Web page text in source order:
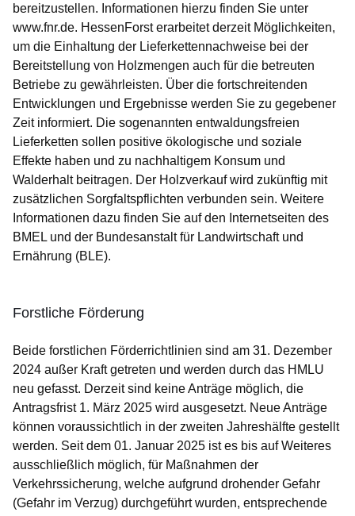
bereitzustellen. Informationen hierzu finden Sie unter
www.fnr.de. HessenForst erarbeitet derzeit Möglichkeiten,
um die Einhaltung der Lieferkettennachweise bei der
Bereitstellung von Holzmengen auch für die betreuten
Betriebe zu gewährleisten. Über die fortschreitenden
Entwicklungen und Ergebnisse werden Sie zu gegebener
Zeit informiert. Die sogenannten entwaldungsfreien
Lieferketten sollen positive ökologische und soziale
Effekte haben und zu nachhaltigem Konsum und
Walderhalt beitragen. Der Holzverkauf wird zukünftig mit
zusätzlichen Sorgfaltspflichten verbunden sein. Weitere
Informationen dazu finden Sie auf den Internetseiten des
BMEL und der Bundesanstalt für Landwirtschaft und
Ernährung (BLE).
Forstliche Förderung
Beide forstlichen Förderrichtlinien sind am 31. Dezember
2024 außer Kraft getreten und werden durch das HMLU
neu gefasst. Derzeit sind keine Anträge möglich, die
Antragsfrist 1. März 2025 wird ausgesetzt. Neue Anträge
können voraussichtlich in der zweiten Jahreshälfte gestellt
werden. Seit dem 01. Januar 2025 ist es bis auf Weiteres
ausschließlich möglich, für Maßnahmen der
Verkehrssicherung, welche aufgrund drohender Gefahr
(Gefahr im Verzug) durchgeführt wurden, entsprechende